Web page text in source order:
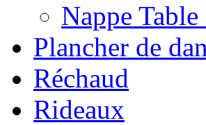
Nappe
Plancher de
Réchaud
Rideaux